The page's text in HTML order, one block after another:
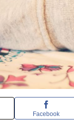
Facebook